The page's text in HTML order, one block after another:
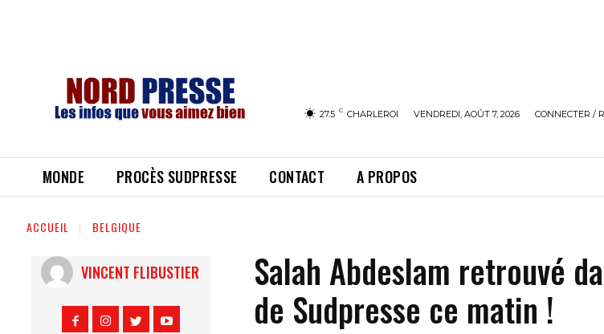
27.5 C CHARLEROI VENDREDI, AOÛT 7, 2026 CONNECTER /
MONDE PROCÈS SUDPRESSE CONTACT A PROPOS
ACCUEIL BELGIQUE
VINCENT FLIBUSTIER
Salah Abdeslam retrouvé
de Sudpresse ce matin !